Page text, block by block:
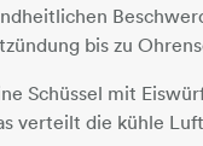
bis zu
Schüssel mit
verteilt die kühle